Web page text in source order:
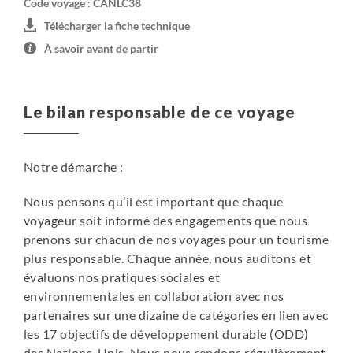
plant experience
siège conducteur. Le robinet du lavabo se soulève pour
être placé dans une fixation murale afin d'être utilisée
comme douche.
- 4 ceintures de sécurité (2 en cabine de conduite, 2 dans
l'habitacle)
- Transmission automatique
- Direction assistée et régulateur de vitesse
- Longueur : 6,4m-6,7m / 21-22 pieds
- Électricité 12 / 110v
- Chaudière à allumage automatique
- Réservoir d'eau potable 109L
- Panneau solaire
- Moustiquaires aux fenêtres
- Taille du canapé- lit (queen-size) : 1,72m x 1,93m / 68'' x
Télécharger la fiche technique
À savoir avant de partir
Le bilan responsable de ce voyage
Notre démarche :
Nous pensons qu’il est important que chaque
voyageur soit informé des engagements que nous
prenons sur chacun de nos voyages pour un tourisme
plus responsable. Chaque année, nous auditons et
évaluons nos pratiques sociales et
environnementales en collaboration avec nos
partenaires sur une dizaine de catégories en lien avec
les 17 objectifs de développement durable (ODD)